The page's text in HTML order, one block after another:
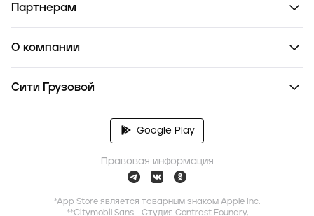
Партнерам
О компании
Сити Грузовой
Google Play
Правовая информация
*App Store является товарным знаком Apple Inc.
**Citymobil Sans - Студия Contrast Foundry,